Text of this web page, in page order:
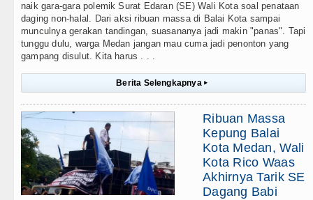
naik gara-gara polemik Surat Edaran (SE) Wali Kota soal penataan
daging non-halal. Dari aksi ribuan massa di Balai Kota sampai
munculnya gerakan tandingan, suasananya jadi makin "panas". Tapi
tunggu dulu, warga Medan jangan mau cuma jadi penonton yang
gampang disulut. Kita harus . . .
Berita Selengkapnya ▸
Ribuan Massa
Kepung Balai
Kota Medan, Wali
Kota Rico Waas
Akhirnya Tarik SE
Dagang Babi